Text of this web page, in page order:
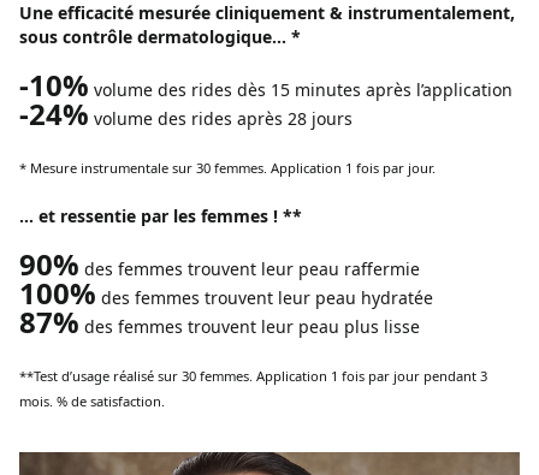
Une efficacité mesurée cliniquement & instrumentalement,
sous contrôle dermatologique… *
-10% volume des rides dès 15 minutes après l’application
-24% volume des rides après 28 jours
* Mesure instrumentale sur 30 femmes. Application 1 fois par jour.
… et ressentie par les femmes ! **
90% des femmes trouvent leur peau raffermie
100% des femmes trouvent leur peau hydratée
87% des femmes trouvent leur peau plus lisse
**Test d’usage réalisé sur 30 femmes. Application 1 fois par jour pendant 3
mois. % de satisfaction.